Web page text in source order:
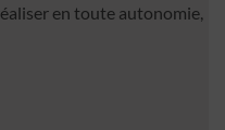
en toute autonomie,